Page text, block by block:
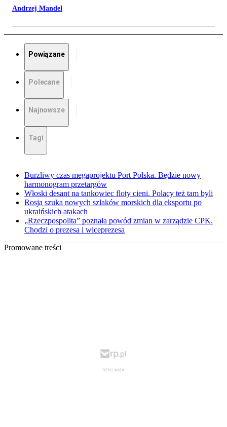
Andrzej Mandel
Powiązane
Polecane
Najnowsze
Tagi
Burzliwy czas megaprojektu Port Polska. Będzie nowy
harmonogram przetargów
Włoski desant na tankowiec floty cieni. Polacy też tam byli
Rosja szuka nowych szlaków morskich dla eksportu po
ukraińskich atakach
„Rzeczpospolita” poznała powód zmian w zarządzie CPK.
Chodzi o prezesa i wiceprezesa
Promowane treści